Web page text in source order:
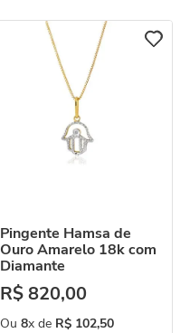
Pingente Hamsa de
Ouro Amarelo 18k com
Diamante
R$820,00
Ou 8x de R$ 102,50